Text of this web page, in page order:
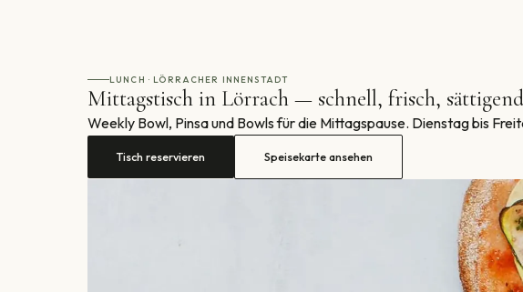
LUNCH · LÖRRACHER INNENSTADT
Mittagstisch in Lörrach — schnell, frisch, sättigend
Weekly Bowl, Pinsa und Bowls für die Mittagspause. Dienstag bis
Tisch reservieren Speisekarte ansehen